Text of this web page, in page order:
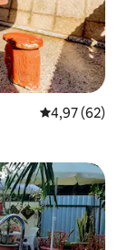
4,97 de uma
4,97 (62)